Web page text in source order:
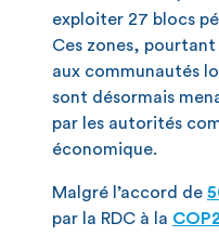
exploiter 27 blocs
Ces zones,
aux communautés
sont désormais
par les autorités
économique.
Malgré l’accord de
par la RDC à la